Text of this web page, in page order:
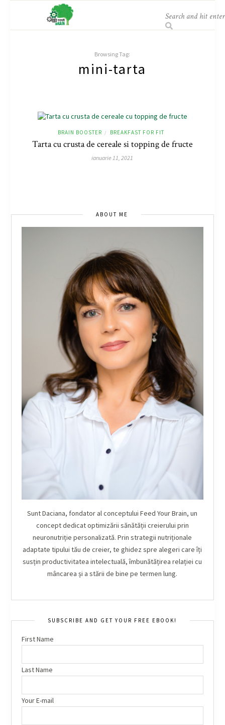
Browsing Tag:
mini-tarta
BRAIN BOOSTER / BREAKFAST FOR FIT
Tarta cu crusta de cereale si topping de fructe
ianuarie 11, 2021
ABOUT ME
Sunt Daciana, fondator al conceptului Feed Your Brain, un
concept dedicat optimizării sănătății creierului prin
neuronutriție personalizată. Prin strategii nutriționale
adaptate tipului tău de creier, te ghidez spre alegeri care îți
susțin productivitatea intelectuală, îmbunătățirea relației cu
mâncarea și a stării de bine pe termen lung.
SUBSCRIBE AND GET YOUR FREE EBOOK!
First Name
Last Name
Your E-mail